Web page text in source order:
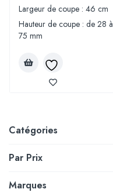
Catégories
Par Prix
Marques
Largeur de coupe : 46 cm
Hauteur de coupe : de 28 à
75 mm